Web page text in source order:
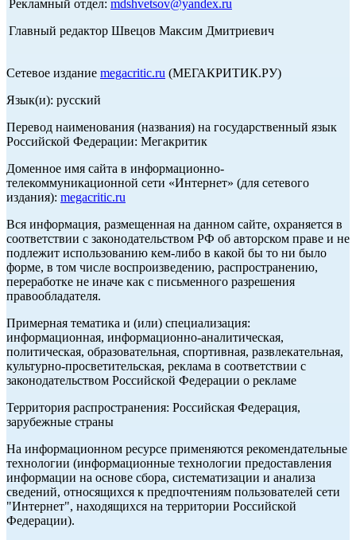
Рекламный отдел: mdshvetsov@yandex.ru
Главный редактор Швецов Максим Дмитриевич
Сетевое издание megacritic.ru (МЕГАКРИТИК.РУ)
Язык(и): русский
Перевод наименования (названия) на государственный язык
Российской Федерации: Мегакритик
Доменное имя сайта в информационно-
телекоммуникационной сети «Интернет» (для сетевого
издания): megacritic.ru
Вся информация, размещенная на данном сайте, охраняется в
соответствии с законодательством РФ об авторском праве и не
подлежит использованию кем-либо в какой бы то ни было
форме, в том числе воспроизведению, распространению,
переработке не иначе как с письменного разрешения
правообладателя.
Примерная тематика и (или) специализация:
информационная, информационно-аналитическая,
политическая, образовательная, спортивная, развлекательная,
культурно-просветительская, реклама в соответствии с
законодательством Российской Федерации о рекламе
Территория распространения: Российская Федерация,
зарубежные страны
На информационном ресурсе применяются рекомендательные
технологии (информационные технологии предоставления
информации на основе сбора, систематизации и анализа
сведений, относящихся к предпочтениям пользователей сети
"Интернет", находящихся на территории Российской
Федерации).